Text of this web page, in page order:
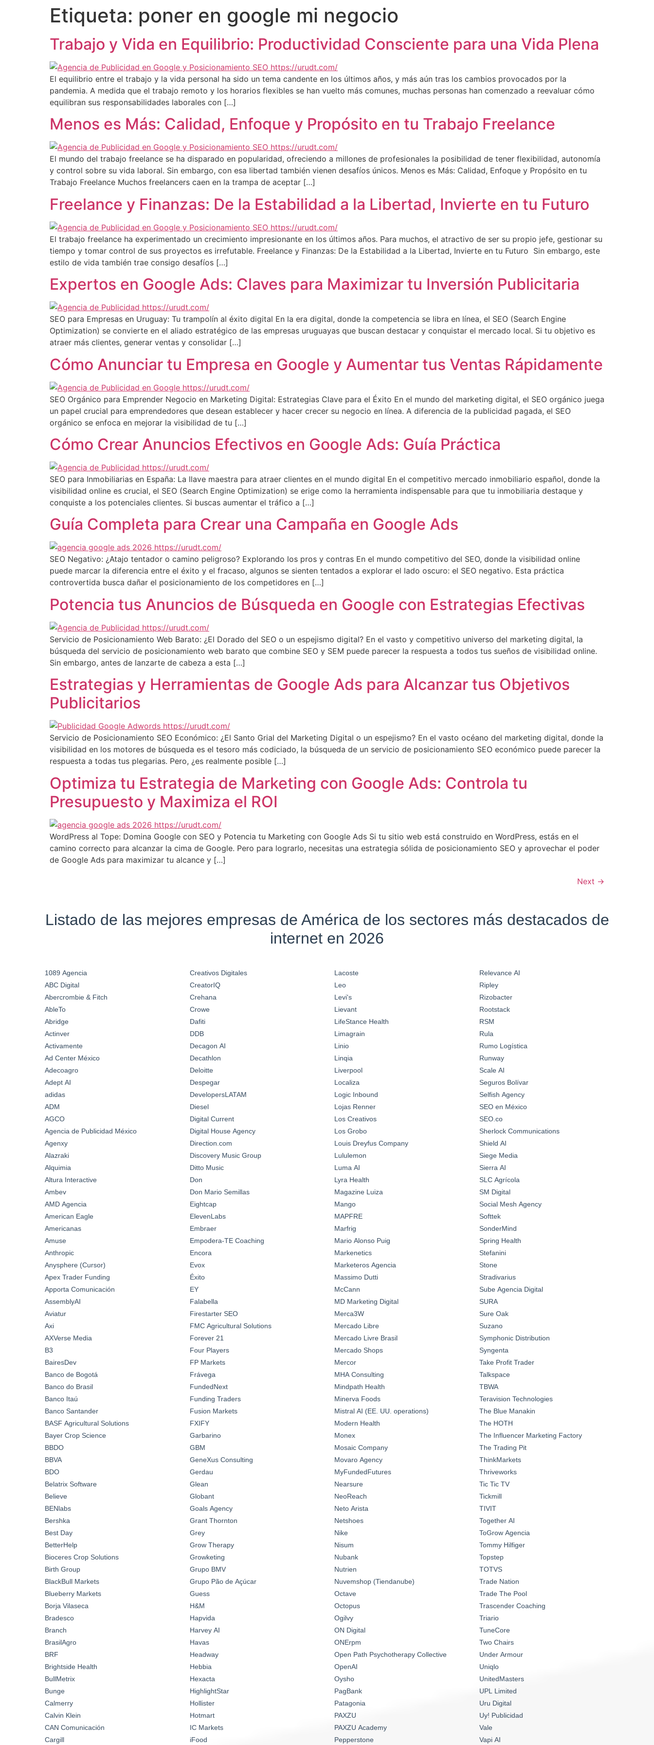
Etiqueta: poner en google mi negocio
Trabajo y Vida en Equilibrio: Productividad Consciente para una Vida Plena
El equilibrio entre el trabajo y la vida personal ha sido un tema candente en los últimos años, y más aún tras los cambios provocados por la
pandemia. A medida que el trabajo remoto y los horarios flexibles se han vuelto más comunes, muchas personas han comenzado a reevaluar cómo
equilibran sus responsabilidades laborales con […]
Menos es Más: Calidad, Enfoque y Propósito en tu Trabajo Freelance
El mundo del trabajo freelance se ha disparado en popularidad, ofreciendo a millones de profesionales la posibilidad de tener flexibilidad, autonomía
y control sobre su vida laboral. Sin embargo, con esa libertad también vienen desafíos únicos. Menos es Más: Calidad, Enfoque y Propósito en tu
Trabajo Freelance Muchos freelancers caen en la trampa de aceptar […]
Freelance y Finanzas: De la Estabilidad a la Libertad, Invierte en tu Futuro
El trabajo freelance ha experimentado un crecimiento impresionante en los últimos años. Para muchos, el atractivo de ser su propio jefe, gestionar su
tiempo y tomar control de sus proyectos es irrefutable. Freelance y Finanzas: De la Estabilidad a la Libertad, Invierte en tu Futuro Sin embargo, este
estilo de vida también trae consigo desafíos […]
Expertos en Google Ads: Claves para Maximizar tu Inversión Publicitaria
SEO para Empresas en Uruguay: Tu trampolín al éxito digital En la era digital, donde la competencia se libra en línea, el SEO (Search Engine
Optimization) se convierte en el aliado estratégico de las empresas uruguayas que buscan destacar y conquistar el mercado local. Si tu objetivo es
atraer más clientes, generar ventas y consolidar […]
Cómo Anunciar tu Empresa en Google y Aumentar tus Ventas Rápidamente
SEO Orgánico para Emprender Negocio en Marketing Digital: Estrategias Clave para el Éxito En el mundo del marketing digital, el SEO orgánico juega
un papel crucial para emprendedores que desean establecer y hacer crecer su negocio en línea. A diferencia de la publicidad pagada, el SEO
orgánico se enfoca en mejorar la visibilidad de tu […]
Cómo Crear Anuncios Efectivos en Google Ads: Guía Práctica
SEO para Inmobiliarias en España: La llave maestra para atraer clientes en el mundo digital En el competitivo mercado inmobiliario español, donde la
visibilidad online es crucial, el SEO (Search Engine Optimization) se erige como la herramienta indispensable para que tu inmobiliaria destaque y
conquiste a los potenciales clientes. Si buscas aumentar el tráfico a […]
Guía Completa para Crear una Campaña en Google Ads
SEO Negativo: ¿Atajo tentador o camino peligroso? Explorando los pros y contras En el mundo competitivo del SEO, donde la visibilidad online
puede marcar la diferencia entre el éxito y el fracaso, algunos se sienten tentados a explorar el lado oscuro: el SEO negativo. Esta práctica
controvertida busca dañar el posicionamiento de los competidores en […]
Potencia tus Anuncios de Búsqueda en Google con Estrategias Efectivas
Servicio de Posicionamiento Web Barato: ¿El Dorado del SEO o un espejismo digital? En el vasto y competitivo universo del marketing digital, la
búsqueda del servicio de posicionamiento web barato que combine SEO y SEM puede parecer la respuesta a todos tus sueños de visibilidad online.
Sin embargo, antes de lanzarte de cabeza a esta […]
Estrategias y Herramientas de Google Ads para Alcanzar tus Objetivos
Publicitarios
Servicio de Posicionamiento SEO Económico: ¿El Santo Grial del Marketing Digital o un espejismo? En el vasto océano del marketing digital, donde la
visibilidad en los motores de búsqueda es el tesoro más codiciado, la búsqueda de un servicio de posicionamiento SEO económico puede parecer la
respuesta a todas tus plegarias. Pero, ¿es realmente posible […]
Optimiza tu Estrategia de Marketing con Google Ads: Controla tu
Presupuesto y Maximiza el ROI
WordPress al Tope: Domina Google con SEO y Potencia tu Marketing con Google Ads Si tu sitio web está construido en WordPress, estás en el
camino correcto para alcanzar la cima de Google. Pero para lograrlo, necesitas una estrategia sólida de posicionamiento SEO y aprovechar el poder
de Google Ads para maximizar tu alcance y […]
Next →
Listado de las mejores empresas de América de los sectores más destacados de
internet en 2026
1089 Agencia
ABC Digital
Abercrombie & Fitch
AbleTo
Abridge
Actinver
Activamente
Ad Center México
Adecoagro
Adept AI
adidas
ADM
AGCO
Agencia de Publicidad México
Agenxy
Alazraki
Alquimia
Altura Interactive
Ambev
AMD Agencia
American Eagle
Americanas
Amuse
Anthropic
Anysphere (Cursor)
Apex Trader Funding
Apporta Comunicación
AssemblyAI
Aviatur
Axi
AXVerse Media
B3
BairesDev
Banco de Bogotá
Banco do Brasil
Banco Itaú
Banco Santander
BASF Agricultural Solutions
Bayer Crop Science
BBDO
BBVA
BDO
Belatrix Software
Believe
BENlabs
Bershka
Best Day
BetterHelp
Bioceres Crop Solutions
Birth Group
BlackBull Markets
Blueberry Markets
Borja Vilaseca
Bradesco
Branch
BrasilAgro
BRF
Brightside Health
BullMetrix
Bunge
Calmerry
Calvin Klein
CAN Comunicación
Cargill
Creativos Digitales
CreatorIQ
Crehana
Crowe
Dafiti
DDB
Decagon AI
Decathlon
Deloitte
Despegar
DevelopersLATAM
Diesel
Digital Current
Digital House Agency
Direction.com
Discovery Music Group
Ditto Music
Don
Don Mario Semillas
Eightcap
ElevenLabs
Embraer
Empodera-TE Coaching
Encora
Evox
Éxito
EY
Falabella
Firestarter SEO
FMC Agricultural Solutions
Forever 21
Four Players
FP Markets
Frávega
FundedNext
Funding Traders
Fusion Markets
FXIFY
Garbarino
GBM
GeneXus Consulting
Gerdau
Glean
Globant
Goals Agency
Grant Thornton
Grey
Grow Therapy
Growketing
Grupo BMV
Grupo Pão de Açúcar
Guess
H&M
Hapvida
Harvey AI
Havas
Headway
Hebbia
Hexacta
HighlightStar
Hollister
Hotmart
IC Markets
iFood
Lacoste
Leo
Levi's
Lievant
LifeStance Health
Limagrain
Linio
Linqia
Liverpool
Localiza
Logic Inbound
Lojas Renner
Los Creativos
Los Grobo
Louis Dreyfus Company
Lululemon
Luma AI
Lyra Health
Magazine Luiza
Mango
MAPFRE
Marfrig
Mario Alonso Puig
Markenetics
Marketeros Agencia
Massimo Dutti
McCann
MD Marketing Digital
Merca3W
Mercado Libre
Mercado Livre Brasil
Mercado Shops
Mercor
MHA Consulting
Mindpath Health
Minerva Foods
Mistral AI (EE. UU. operations)
Modern Health
Monex
Mosaic Company
Movaro Agency
MyFundedFutures
Nearsure
NeoReach
Neto Arista
Netshoes
Nike
Nisum
Nubank
Nutrien
Nuvemshop (Tiendanube)
Octave
Octopus
Ogilvy
ON Digital
ONErpm
Open Path Psychotherapy Collective
OpenAI
Oysho
PagBank
Patagonia
PAXZU
PAXZU Academy
Pepperstone
Relevance AI
Ripley
Rizobacter
Rootstack
RSM
Rula
Rumo Logística
Runway
Scale AI
Seguros Bolívar
Selfish Agency
SEO en México
SEO.co
Sherlock Communications
Shield AI
Siege Media
Sierra AI
SLC Agrícola
SM Digital
Social Mesh Agency
Softtek
SonderMind
Spring Health
Stefanini
Stone
Stradivarius
Sube Agencia Digital
SURA
Sure Oak
Suzano
Symphonic Distribution
Syngenta
Take Profit Trader
Talkspace
TBWA
Teravision Technologies
The Blue Manakin
The HOTH
The Influencer Marketing Factory
The Trading Pit
ThinkMarkets
Thriveworks
Tic Tic TV
Tickmill
TIVIT
Together AI
ToGrow Agencia
Tommy Hilfiger
Topstep
TOTVS
Trade Nation
Trade The Pool
Trascender Coaching
Triario
TuneCore
Two Chairs
Under Armour
Uniqlo
UnitedMasters
UPL Limited
Uru Digital
Uy! Publicidad
Vale
Vapi AI